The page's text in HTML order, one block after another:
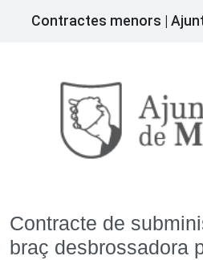
Contractes menors |
Contracte de
braç desbrossadora